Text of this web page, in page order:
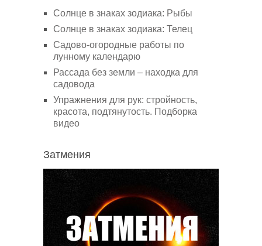
Солнце в знаках зодиака: Рыбы
Солнце в знаках зодиака: Телец
Садово-огородные работы по
лунному календарю
Рассада без земли – находка для
садовода
Упражнения для рук: стройность,
красота, подтянутость. Подборка
видео
Затмения